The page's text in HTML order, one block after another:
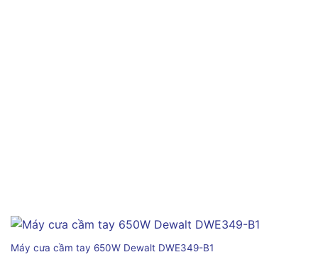
Máy cưa cầm tay 650W Dewalt DWE349-B1